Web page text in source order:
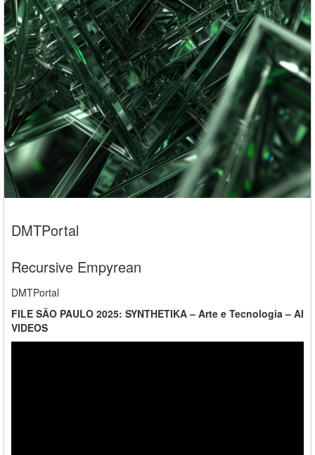
DMTPortal
Recursive Empyrean
DMTPortal
FILE SÃO PAULO 2025: SYNTHETIKA – Arte e Tecnologia – AI
VIDEOS